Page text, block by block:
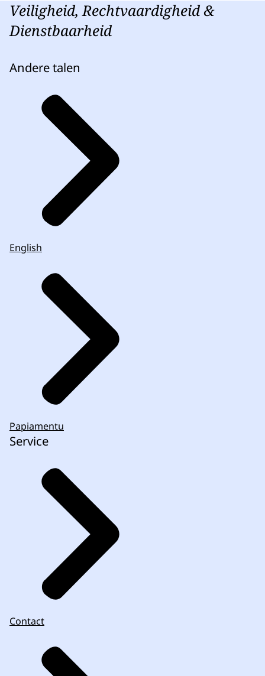
Veiligheid, Rechtvaardigheid &
Dienstbaarheid
Andere talen
English
Papiamentu
Service
Contact